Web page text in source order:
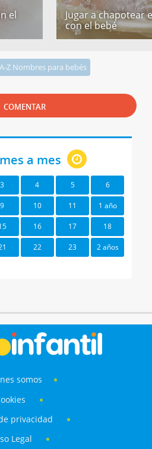
el
Jugar a chapotear
con el bebé
A-Z Nombres para bebés
COMENTAR
a mes
3 4 5 6
9 10 11 1 año
16 17 18
22 23 2 años
somos
privacidad
Legal